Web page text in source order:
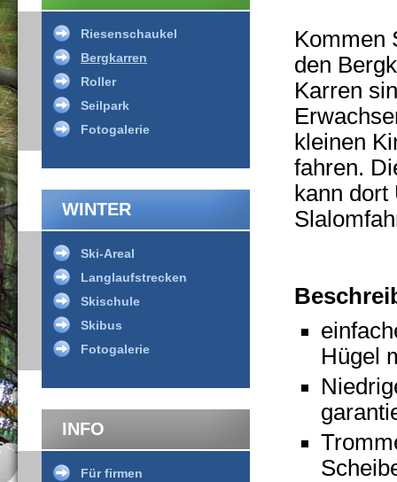
Riesenschaukel
Bergkarren
Roller
Seilpark
Fotogalerie
WINTER
Ski-Areal
Langlaufstrecken
Skischule
Skibus
Fotogalerie
INFO
Für firmen
Kommen
den
Karren
kleinen
fahren.
kann
Hügel